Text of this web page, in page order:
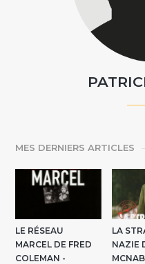
MES DERNIERS ARTICLES
LE RÉSEAU
MARCEL DE FRED
COLEMAN -
LA
NAZIE